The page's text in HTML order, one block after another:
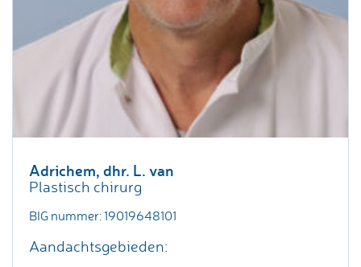
Adrichem, dhr. L. van
Plastisch chirurg
BIG nummer: 19019648101
Aandachtsgebieden: